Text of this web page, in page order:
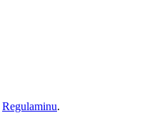
Regulaminu.